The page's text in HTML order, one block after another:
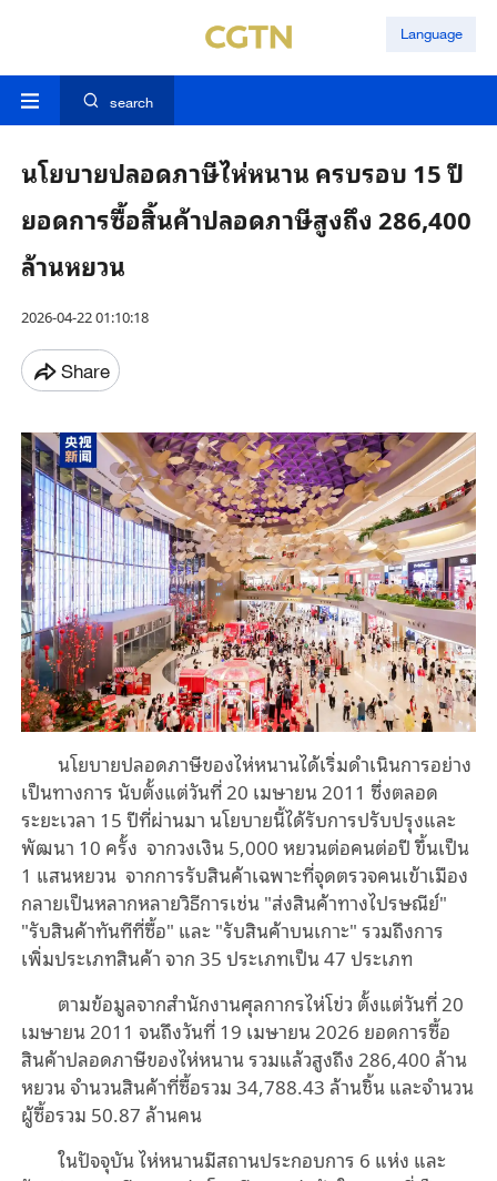
Language
search
นโยบายปลอดภาษีไห่หนาน ครบรอบ 15 ปี
ยอดการซื้อสิ้นค้าปลอดภาษีสูงถึง 286,400
ล้านหยวน
2026-04-22 01:10:18
Share
นโยบายปลอดภาษีของไห่หนานได้เริ่มดำเนินการอย่าง
เป็นทางการ นับตั้งแต่วันที่ 20 เมษายน 2011 ซึ่งตลอด
ระยะเวลา 15 ปีที่ผ่านมา นโยบายนี้ได้รับการปรับปรุงและ
พัฒนา 10 ครั้ง จากวงเงิน 5,000 หยวนต่อคนต่อปี ขึ้นเป็น
1 แสนหยวน จากการรับสินค้าเฉพาะที่จุดตรวจคนเข้าเมือง
กลายเป็นหลากหลายวิธีการเช่น "ส่งสินค้าทางไปรษณีย์"
"รับสินค้าทันทีที่ซื้อ" และ "รับสินค้าบนเกาะ" รวมถึงการ
เพิ่มประเภทสินค้า จาก 35 ประเภทเป็น 47 ประเภท
ตามข้อมูลจากสำนักงานศุลกากรไห่โข่ว ตั้งแต่วันที่ 20
เมษายน 2011 จนถึงวันที่ 19 เมษายน 2026 ยอดการซื้อ
สินค้าปลอดภาษีของไห่หนาน รวมแล้วสูงถึง 286,400 ล้าน
หยวน จำนวนสินค้าที่ซื้อรวม 34,788.43 ล้านชิ้น และจำนวน
ผู้ซื้อรวม 50.87 ล้านคน
ในปัจจุบัน ไห่หนานมีสถานประกอบการ 6 แห่ง และ